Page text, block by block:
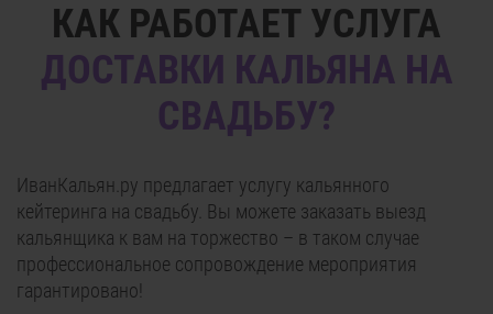
КАК РАБОТАЕТ УСЛУГА
ДОСТАВКИ КАЛЬЯНА НА
СВАДЬБУ?
ИванКальян.ру предлагает услугу кальянного
кейтеринга на свадьбу. Вы можете заказать выезд
кальянщика к вам на торжество – в таком случае
профессиональное сопровождение мероприятия
гарантировано!